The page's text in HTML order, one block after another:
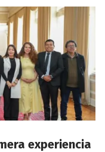
experiencia